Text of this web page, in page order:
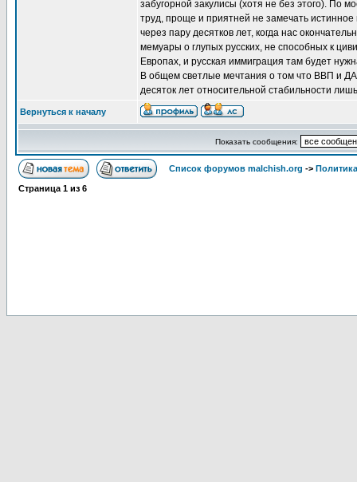
забугорной закулисы (хотя не без этого). По
труд, проще и приятней не замечать
через пару десятков лет, когда нас
мемуары о глупых русских, не способных к
Европах, и русская иммиграция там будет
В общем светлые мечтания о том что ВВП и
десяток лет относительной стабильности
Вернуться к началу
Показать сообщения:
Список форумов malchish.org ->
Страница 1 из 6